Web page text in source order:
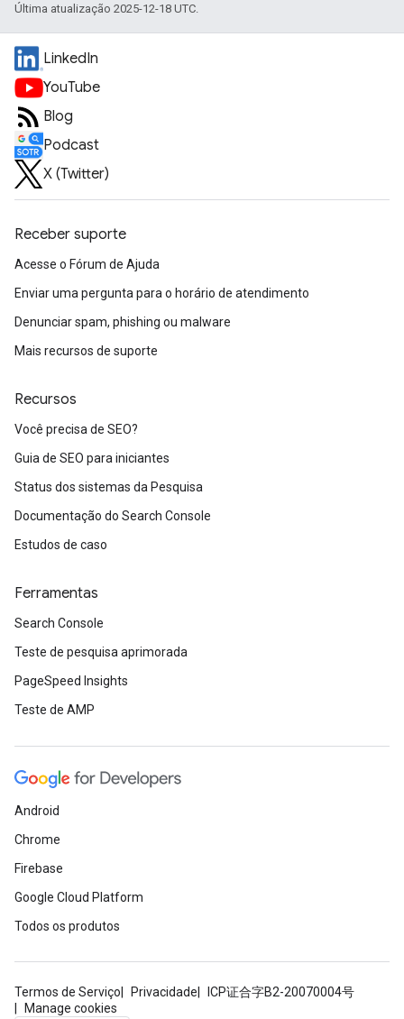
Última atualização 2025-12-18 UTC.
LinkedIn
YouTube
Blog
Podcast
X (Twitter)
Receber suporte
Acesse o Fórum de Ajuda
Enviar uma pergunta para o horário de atendimento
Denunciar spam, phishing ou malware
Mais recursos de suporte
Recursos
Você precisa de SEO?
Guia de SEO para iniciantes
Status dos sistemas da Pesquisa
Documentação do Search Console
Estudos de caso
Ferramentas
Search Console
Teste de pesquisa aprimorada
PageSpeed Insights
Teste de AMP
Android
Chrome
Firebase
Google Cloud Platform
Todos os produtos
Termos de Serviço Privacidade
ICP证合字B2-20070004号
Manage cookies